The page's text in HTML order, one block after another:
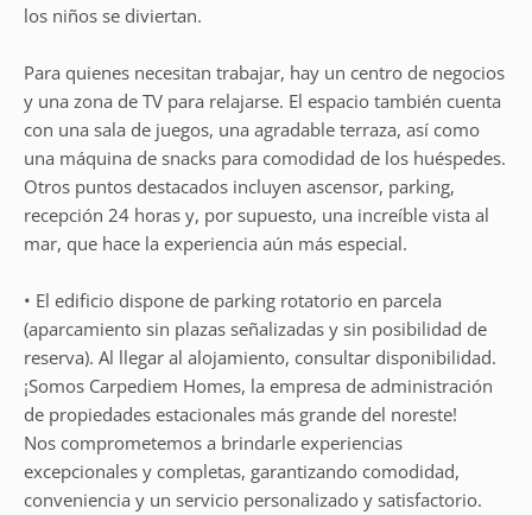
los niños se diviertan.
Para quienes necesitan trabajar, hay un centro de negocios
y una zona de TV para relajarse. El espacio también cuenta
con una sala de juegos, una agradable terraza, así como
una máquina de snacks para comodidad de los huéspedes.
Otros puntos destacados incluyen ascensor, parking,
recepción 24 horas y, por supuesto, una increíble vista al
mar, que hace la experiencia aún más especial.
• El edificio dispone de parking rotatorio en parcela
(aparcamiento sin plazas señalizadas y sin posibilidad de
reserva). Al llegar al alojamiento, consultar disponibilidad.
¡Somos Carpediem Homes, la empresa de administración
de propiedades estacionales más grande del noreste!
Nos comprometemos a brindarle experiencias
excepcionales y completas, garantizando comodidad,
conveniencia y un servicio personalizado y satisfactorio.